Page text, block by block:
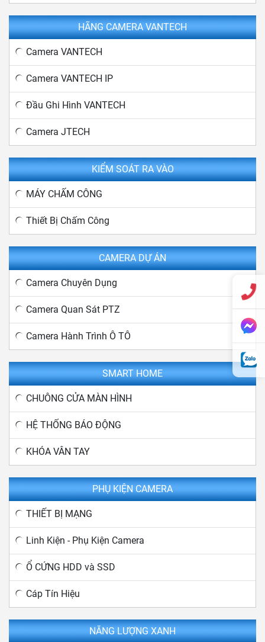
HÃNG CAMERA VANTECH
Camera VANTECH
Camera VANTECH IP
Đầu Ghi Hình VANTECH
Camera JTECH
KIỂM SOÁT RA VÀO
MÁY CHẤM CÔNG
Thiết Bị Chấm Công
CAMERA DỰ ÁN
Camera Chuyên Dụng
Camera Quan Sát PTZ
Camera Hành Trình Ô TÔ
SMART HOME
CHUÔNG CỬA MÀN HÌNH
HỆ THỐNG BÁO ĐỘNG
KHÓA VÂN TAY
PHỤ KIỆN CAMERA
THIẾT BỊ MẠNG
Linh Kiện - Phụ Kiện Camera
Ổ CỨNG HDD và SSD
Cáp Tín Hiệu
NĂNG LƯỢNG XANH